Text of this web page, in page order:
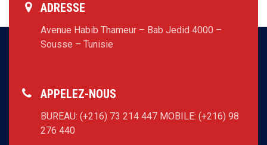
ADRESSE
Avenue Habib Thameur – Bab Jedid 4000 –
Sousse – Tunisie
APPELEZ-NOUS
BUREAU: (+216) 73 214 447 MOBILE: (+216) 98
276 440